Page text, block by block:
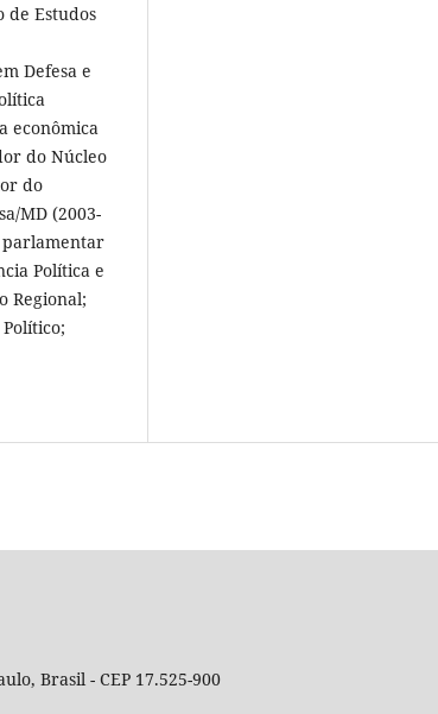
de Estudos
Defesa e
econômica
do Núcleo
do
MD (2003-
parlamentar
Política e
Regional;
Brasil - CEP 17.525-900